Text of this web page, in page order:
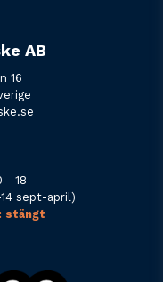
AB
16
- 18
14 sept-april)
stängt